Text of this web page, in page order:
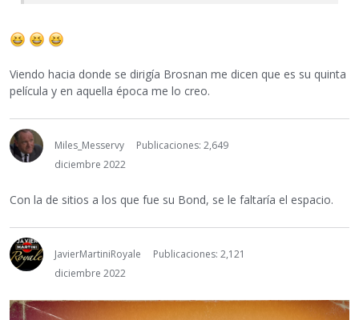
Viendo hacia donde se dirigía Brosnan me dicen que es su quinta
película y en aquella época me lo creo.
Miles_Messervy
Publicaciones: 2,649
diciembre 2022
Con la de sitios a los que fue su Bond, se le faltaría el espacio.
JavierMartiniRoyale
Publicaciones: 2,121
diciembre 2022